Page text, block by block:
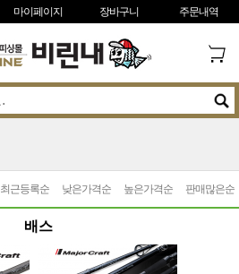
마이페이지 장바구니 주문내역
최근등록순 낮은가격순 높은가격순 판매많은순
배스